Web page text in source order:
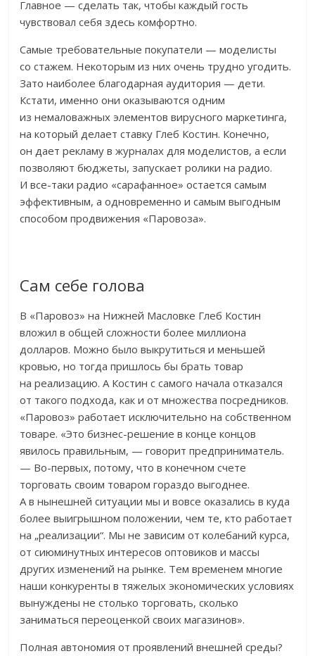
Главное — сделать так, чтобы каждый гость
чувствовал себя здесь комфортно.
Самые требовательные покупатели — моделисты
со стажем. Некоторым из них очень трудно угодить.
Зато наиболее благодарная аудитория — дети.
Кстати, именно они оказываются одним
из немаловажных элементов вирусного маркетинга,
на который делает ставку Глеб Костин. Конечно,
он дает рекламу в журналах для моделистов, а если
позволяют бюджеты, запускает ролики на радио.
И все-таки радио «сарафанное» остается самым
эффективным, а одновременно и самым выгодным
способом продвижения «Паровоза».
Сам себе голова
В «Паровоз» на Нижней Масловке Глеб Костин
вложил в общей сложности более миллиона
долларов. Можно было выкрутиться и меньшей
кровью, но тогда пришлось бы брать товар
на реализацию. А Костин с самого начала отказался
от такого подхода, как и от множества посредников.
«Паровоз» работает исключительно на собственном
товаре. «Это бизнес-решение в конце концов
явилось правильным, — говорит предприниматель.
— Во-первых, потому, что в конечном счете
торговать своим товаром гораздо выгоднее.
А в нынешней ситуации мы и вовсе оказались в куда
более выигрышном положении, чем те, кто работает
на „реализации“. Мы не зависим от колебаний курса,
от сиюминутных интересов оптовиков и массы
других изменений на рынке. Тем временем многие
наши конкуренты в тяжелых экономических условиях
вынуждены не столько торговать, сколько
заниматься переоценкой своих магазинов».
Полная автономия от проявлений внешней среды?